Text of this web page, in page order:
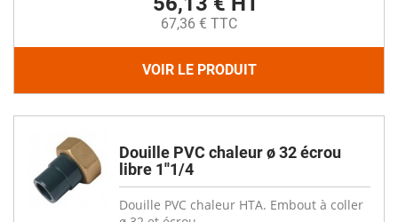
67,36 € TTC
VOIR LE PRODUIT
Douille PVC chaleur ø 32 écrou
libre 1''1/4
Douille PVC chaleur HTA. Embout à coller